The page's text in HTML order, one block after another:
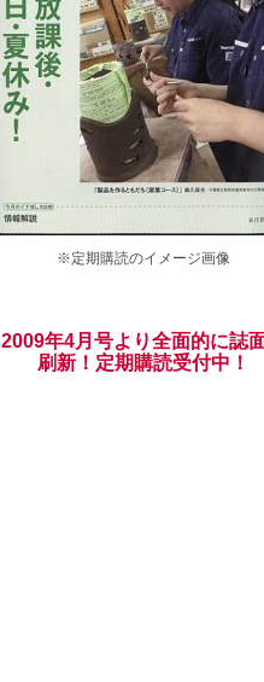
※定期購読のイメージ画像
2009年4月号より全面的に誌
刷新！定期購読受付中！